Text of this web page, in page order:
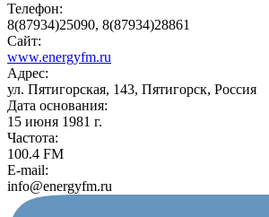
Телефон:
8(87934)25090, 8(87934)28861
Сайт:
www.energyfm.ru
Адрес:
ул. Пятигорская, 143, Пятигорск, Россия
Дата основания:
15 июня 1981 г.
Частота:
100.4 FM
E-mail:
info@energyfm.ru